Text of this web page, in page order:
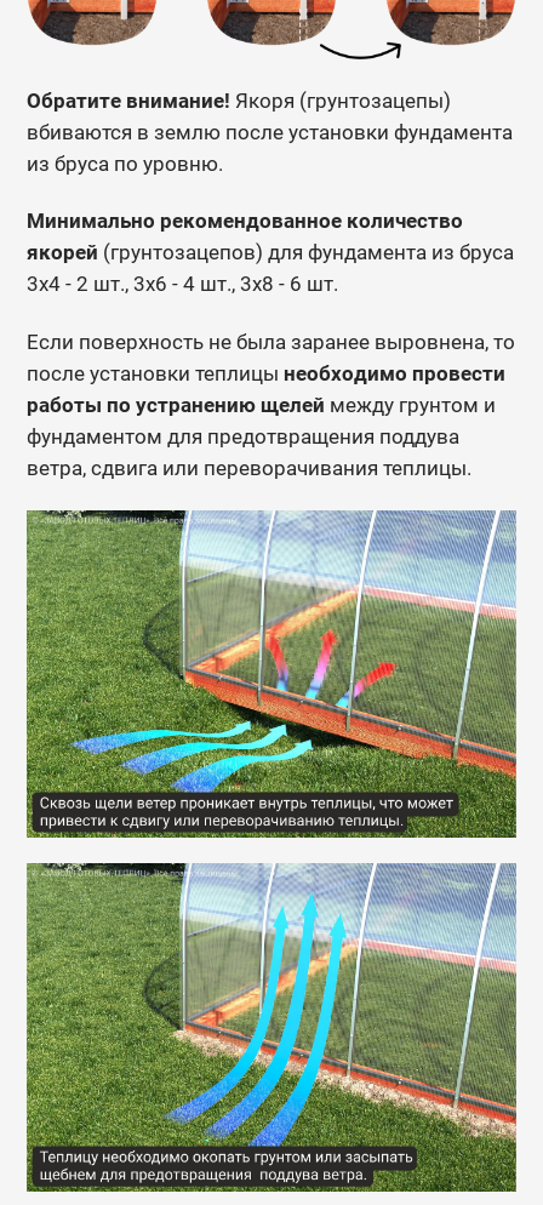
Обратите внимание! Якоря (грунтозацепы)
вбиваются в землю после установки фундамента
из бруса по уровню.
Минимально рекомендованное количество
якорей (грунтозацепов) для фундамента из бруса
3х4 - 2 шт., 3х6 - 4 шт., 3х8 - 6 шт.
Если поверхность не была заранее выровнена, то
после установки теплицы необходимо провести
работы по устранению щелей между грунтом и
фундаментом для предотвращения поддува
ветра, сдвига или переворачивания теплицы.